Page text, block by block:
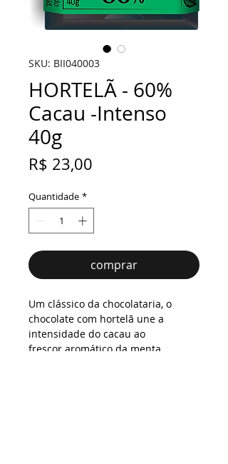
SKU: BII040003
HORTELÃ - 60%
Cacau -Intenso
40g
R$ 23,00
Quantidade *
comprar
Um clássico da chocolataria, o
chocolate com hortelã une a
intensidade do cacau ao
frescor aromático da menta,